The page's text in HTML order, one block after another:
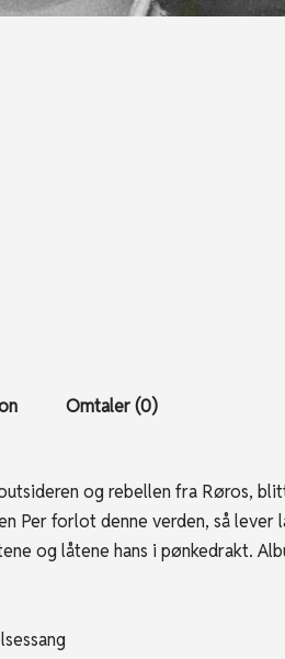
Omtaler (0)
og rebellen fra Røros,
Perforlot denne verden, så lever
og låtene hans i pønkedrakt.